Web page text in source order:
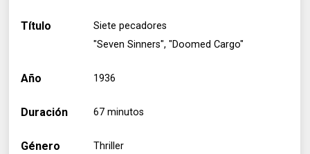
Título
Siete pecadores
"Seven Sinners", "Doomed Cargo"
Año 1936
Duración 67 minutos
Género Thriller